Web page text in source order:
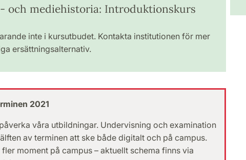
och mediehistoria: Introduktionskurs
inte i kursutbudet. Kontakta institutionen för mer
ersättningsalternativ.
2021
våra utbildningar. Undervisning och examination
av terminen att ske både digitalt och på campus.
moment på campus – aktuellt schema finns via